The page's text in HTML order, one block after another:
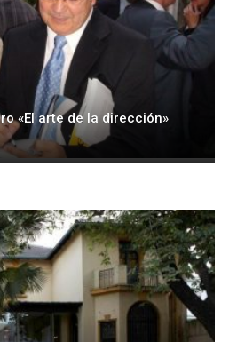
«El arte de la dirección»